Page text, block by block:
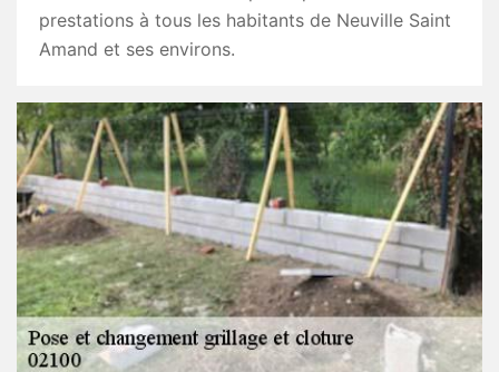
prestations à tous les habitants de Neuville Saint
Amand et ses environs.